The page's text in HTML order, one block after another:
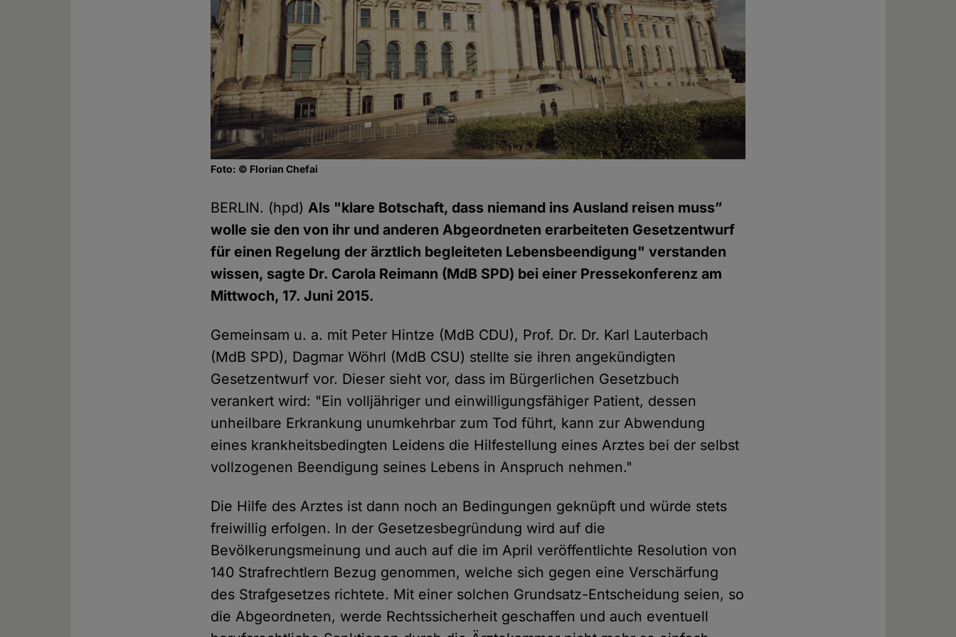
Foto: © Florian Chefai
BERLIN. (hpd)Als "klare Botschaft, dass niemand ins Ausland reisen muss”
wolle sie den von ihr und anderen Abgeordneten erarbeiteten Gesetzentwurf
für einen Regelung der ärztlich begleiteten Lebensbeendigung" verstanden
wissen, sagte Dr. Carola Reimann (MdB SPD) bei einer Pressekonferenz am
Mittwoch, 17. Juni 2015.
Gemeinsam u. a. mit Peter Hintze (MdB CDU), Prof. Dr. Dr. Karl Lauterbach
(MdB SPD), Dagmar Wöhrl (MdB CSU) stellte sie ihren angekündigten
Gesetzentwurf vor. Dieser sieht vor, dass im Bürgerlichen Gesetzbuch
verankert wird: "Ein volljähriger und einwilligungsfähiger Patient, dessen
unheilbare Erkrankung unumkehrbar zum Tod führt, kann zur Abwendung
eines krankheitsbedingten Leidens die Hilfestellung eines Arztes bei der selbst
vollzogenen Beendigung seines Lebens in Anspruch nehmen."
Die Hilfe des Arztes ist dann noch an Bedingungen geknüpft und würde stets
freiwillig erfolgen. In der Gesetzesbegründung wird auf die
Bevölkerungsmeinung und auch auf die im April veröffentlichte Resolution von
140 Strafrechtlern Bezug genommen, welche sich gegen eine Verschärfung
des Strafgesetzes richtete. Mit einer solchen Grundsatz-Entscheidung seien, so
die Abgeordneten, werde Rechtssicherheit geschaffen und auch eventuell